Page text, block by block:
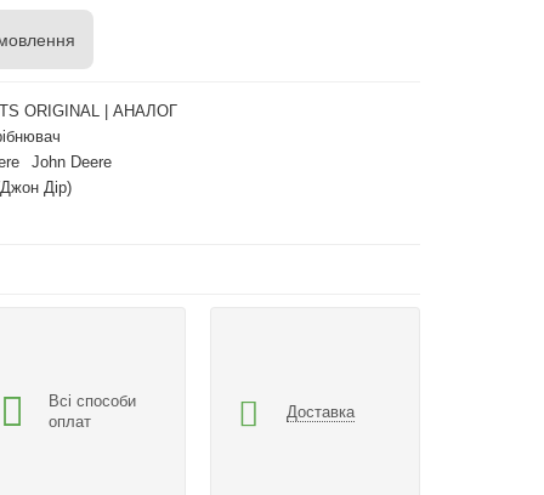
ORIGINAL | АНАЛОГ
John Deere
Дір)
Всі способи
оплат
Доставка